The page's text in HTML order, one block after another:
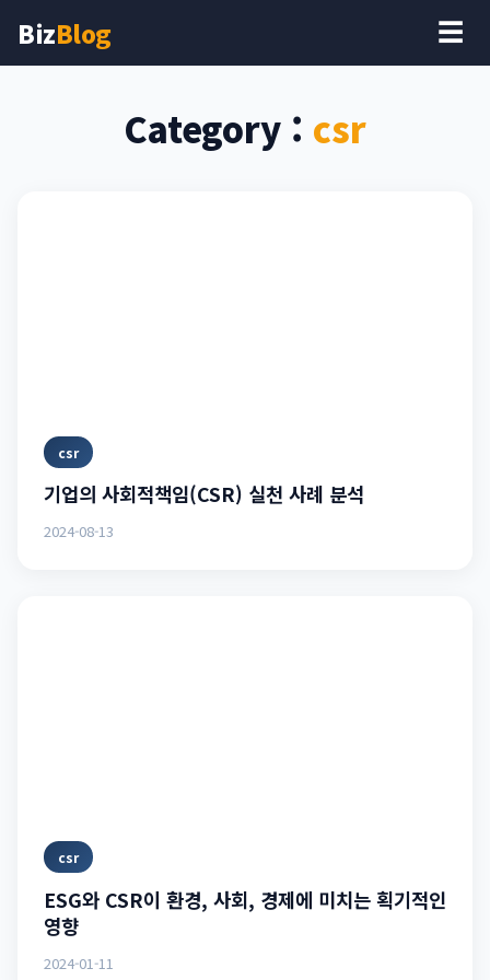
BizBlog ☰
Category : csr
csr
기업의 사회적책임(CSR) 실천 사례 분석
2024-08-13
csr
ESG와 CSR이 환경, 사회, 경제에 미치는 획기적인
영향
2024-01-11